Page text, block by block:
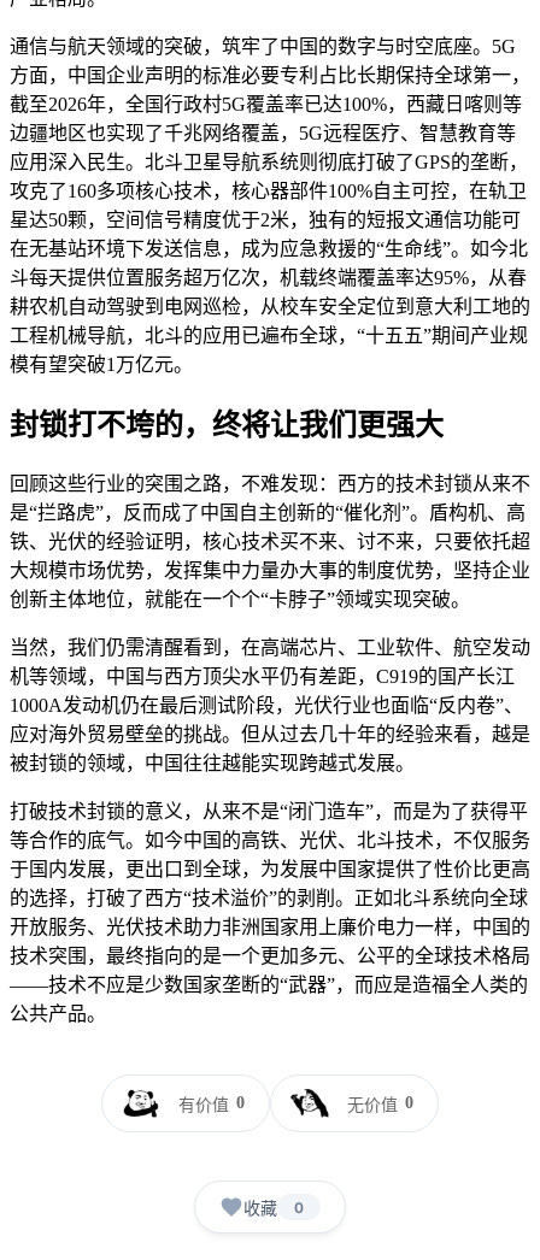
通信与航天领域的突破，筑牢了中国的数字与时空底座。5G
方面，中国企业声明的标准必要专利占比长期保持全球第一，
截至2026年，全国行政村5G覆盖率已达100%，西藏日喀则等
边疆地区也实现了千兆网络覆盖，5G远程医疗、智慧教育等
应用深入民生。北斗卫星导航系统则彻底打破了GPS的垄断，
攻克了160多项核心技术，核心器部件100%自主可控，在轨卫
星达50颗，空间信号精度优于2米，独有的短报文通信功能可
在无基站环境下发送信息，成为应急救援的“生命线”。如今北
斗每天提供位置服务超万亿次，机载终端覆盖率达95%，从春
耕农机自动驾驶到电网巡检，从校车安全定位到意大利工地的
工程机械导航，北斗的应用已遍布全球，“十五五”期间产业规
模有望突破1万亿元。
封锁打不垮的，终将让我们更强大
回顾这些行业的突围之路，不难发现：西方的技术封锁从来不
是“拦路虎”，反而成了中国自主创新的“催化剂”。盾构机、高
铁、光伏的经验证明，核心技术买不来、讨不来，只要依托超
大规模市场优势，发挥集中力量办大事的制度优势，坚持企业
创新主体地位，就能在一个个“卡脖子”领域实现突破。
当然，我们仍需清醒看到，在高端芯片、工业软件、航空发动
机等领域，中国与西方顶尖水平仍有差距，C919的国产长江
1000A发动机仍在最后测试阶段，光伏行业也面临“反内卷”、
应对海外贸易壁垒的挑战。但从过去几十年的经验来看，越是
被封锁的领域，中国往往越能实现跨越式发展。
打破技术封锁的意义，从来不是“闭门造车”，而是为了获得平
等合作的底气。如今中国的高铁、光伏、北斗技术，不仅服务
于国内发展，更出口到全球，为发展中国家提供了性价比更高
的选择，打破了西方“技术溢价”的剥削。正如北斗系统向全球
开放服务、光伏技术助力非洲国家用上廉价电力一样，中国的
技术突围，最终指向的是一个更加多元、公平的全球技术格局
——技术不应是少数国家垄断的“武器”，而应是造福全人类的
公共产品。
有价值 0 无价值 0
收藏 0